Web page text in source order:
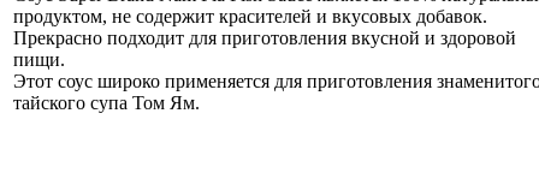
продуктом, не содержит красителей и вкусовых добавок.
Прекрасно подходит для приготовления вкусной и здоровой
пищи.
Этот соус широко применяется для приготовления
тайского супа Том Ям.